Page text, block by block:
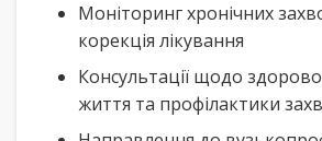
Моніторинг хронічних
корекція лікування
Консультації щодо
життя та профілактики